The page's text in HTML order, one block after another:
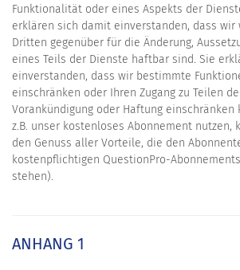
Funktionalität oder eines Aspekts der
erklären sich damit einverstanden, dass wir
Dritten gegenüber für die Änderung,
eines Teils der Dienste haftbar sind. Sie
einverstanden, dass wir bestimmte
einschränken oder Ihren Zugang zu Teilen
Vorankündigung oder Haftung einschränken
z.B. unser kostenloses Abonnement nutzen,
den Genuss aller Vorteile, die den
kostenpflichtigen QuestionPro-
stehen).
ANHANG 1